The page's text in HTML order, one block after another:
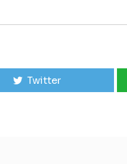
Twitter